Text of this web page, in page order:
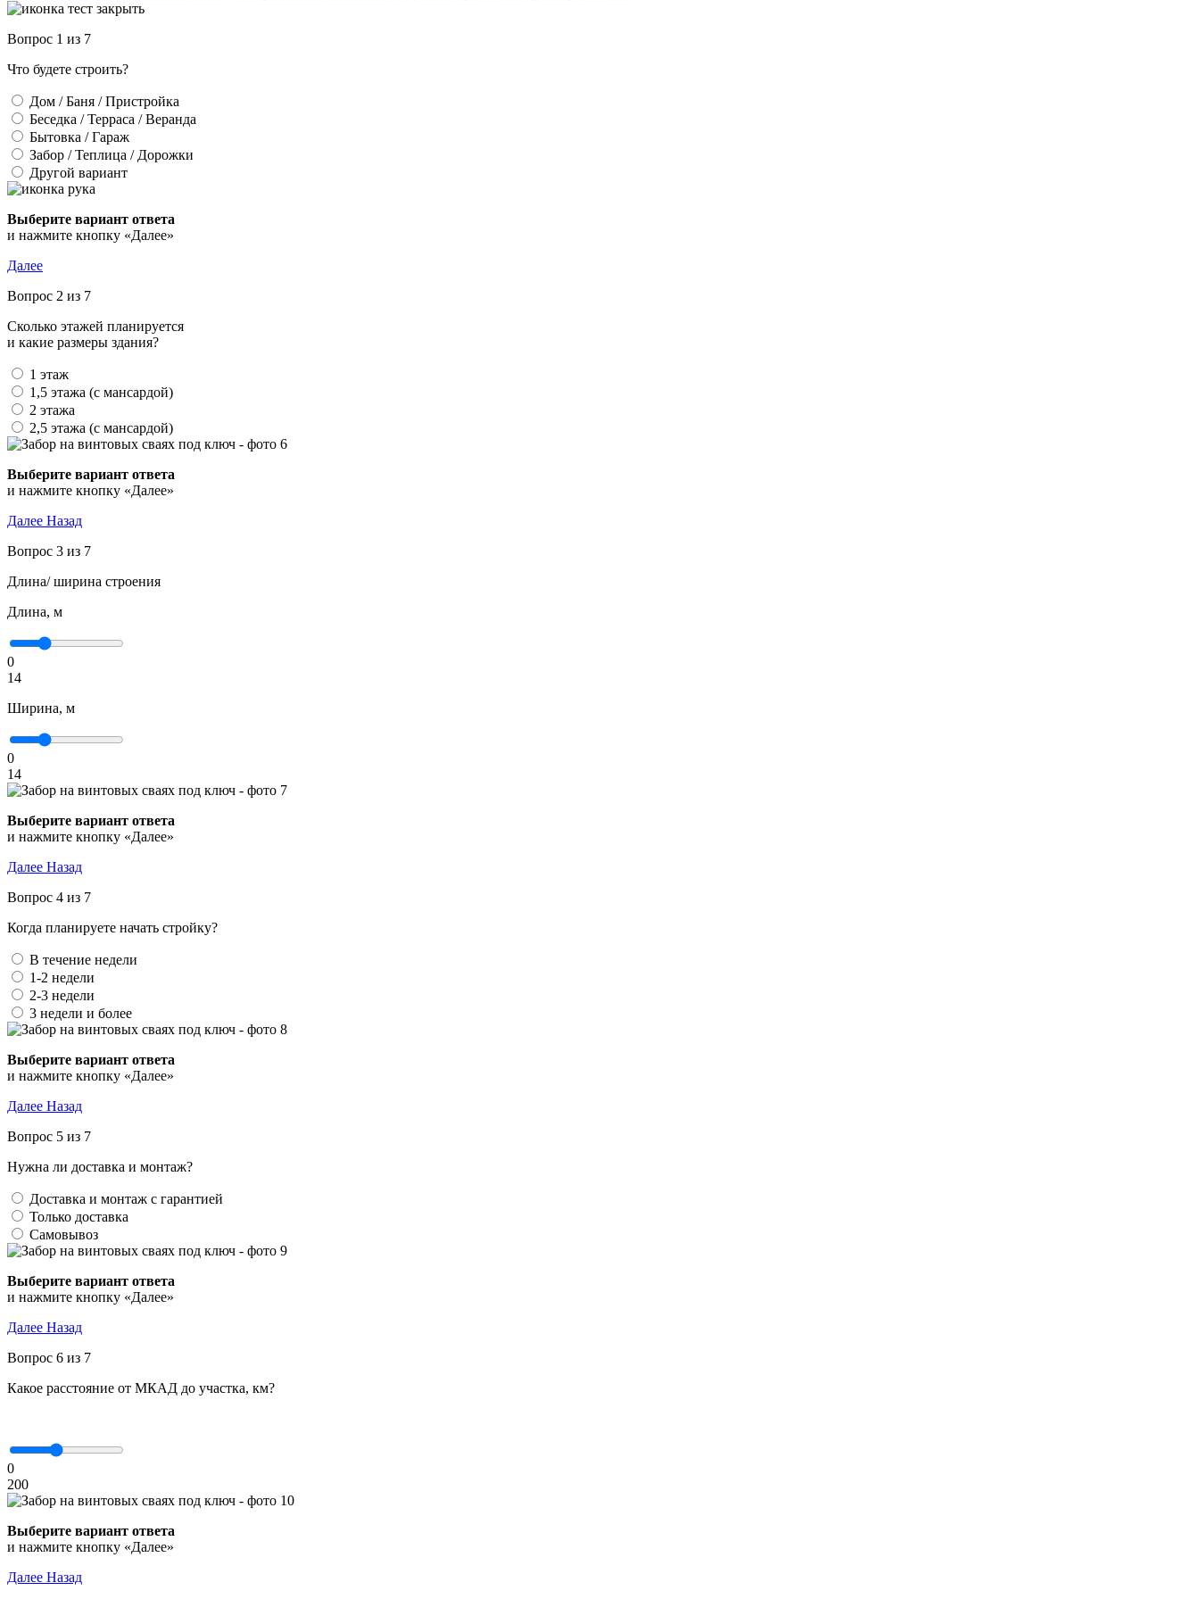
Вопрос 1 из 7
Что будете строить?
Дом / Баня / Пристройка
Беседка / Терраса / Веранда
Бытовка / Гараж
Забор / Теплица / Дорожки
Другой вариант
и нажмите кнопку «Далее»
Далее
Вопрос 2 из 7
Сколько этажей планируется
и какие размеры здания?
1 этаж
1,5 этажа (с мансардой)
2 этажа
2,5 этажа (с мансардой)
и нажмите кнопку «Далее»
Далее Назад
Вопрос 3 из 7
Длина/ ширина строения
Длина, м
0
14
Ширина, м
0
14
и нажмите кнопку «Далее»
Далее Назад
Вопрос 4 из 7
Когда планируете начать стройку?
В течение недели
1-2 недели
2-3 недели
3 недели и более
и нажмите кнопку «Далее»
Далее Назад
Вопрос 5 из 7
Нужна ли доставка и монтаж?
Доставка и монтаж с гарантией
Только доставка
Самовывоз
и нажмите кнопку «Далее»
Далее Назад
Вопрос 6 из 7
Какое расстояние от МКАД до участка, км?
0
200
и нажмите кнопку «Далее»
Далее Назад